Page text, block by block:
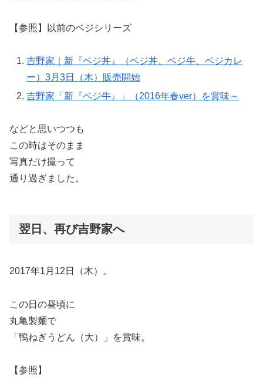
【参照】以前のベジシリーズ
吉野家｜新『ベジ丼』（ベジ丼、ベジ牛、ベジカレ
ー）3月3日（木）販売開始
吉野家「新『ベジ牛』」（2016年春ver）を賞味～
などと思いつつも
この時はそのまま
写真だけ撮って
通り過ぎました。
翌日、再び吉野家へ
2017年1月12日（木）。
この日の昼頃に
丸亀製麺で
「鴨ねぎうどん（大）」を賞味。
【参照】